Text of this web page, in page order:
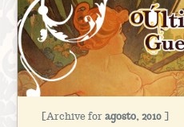
[Archive foragosto, 2010 ]